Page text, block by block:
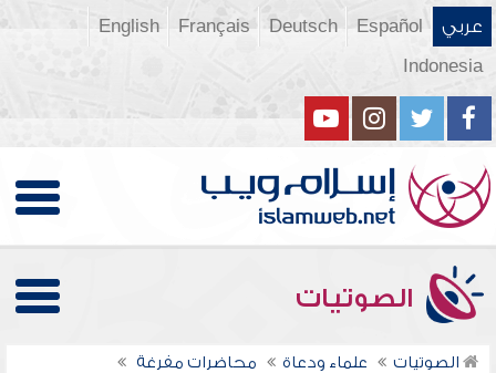
عربي Español
Deutsch
Français
English
Indonesia
الصوتيات
الصوتيات علماء ودعاة
محاضرات مفرغة